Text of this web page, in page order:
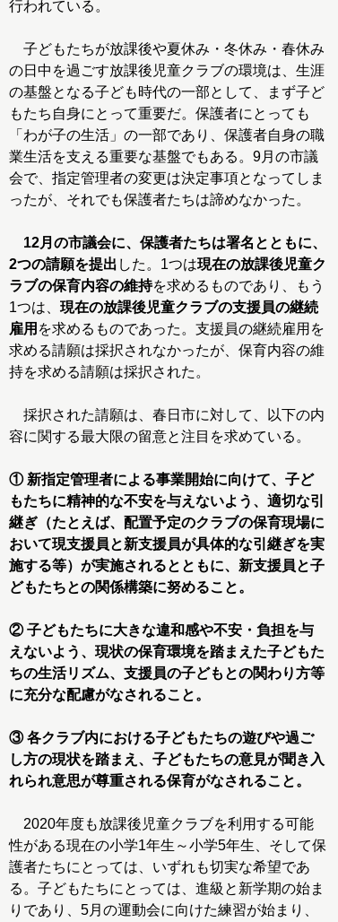
行われている。
子どもたちが放課後や夏休み・冬休み・春休み
の日中を過ごす放課後児童クラブの環境は、生涯
の基盤となる子ども時代の一部として、まず子ど
もたち自身にとって重要だ。保護者にとっても
「わが子の生活」の一部であり、保護者自身の職
業生活を支える重要な基盤でもある。9月の市議
会で、指定管理者の変更は決定事項となってしま
ったが、それでも保護者たちは諦めなかった。
12月の市議会に、保護者たちは署名とともに、
2つの請願を提出 した。1つは現在の放課後児童ク
ラブの保育内容の維持を求めるものであり、もう
1つは、 現在の放課後児童クラブの支援員の継続
雇用 を求めるものであった。支援員の継続雇用を
求める請願は採択されなかったが、保育内容の維
持を求める請願は採択された。
採択された請願は、春日市に対して、以下の内
容に関する最大限の留意と注目を求めている。
① 新指定管理者による事業開始に向けて、子ど
もたちに精神的な不安を与えないよう、適切な引
継ぎ（たとえば、配置予定のクラブの保育現場に
おいて現支援員と新支援員が具体的な引継ぎを実
施する等）が実施されるとともに、新支援員と子
どもたちとの関係構築に努めること。
② 子どもたちに大きな違和感や不安・負担を与
えないよう、現状の保育環境を踏まえた子どもた
ちの生活リズム、支援員の子どもとの関わり方等
に充分な配慮がなされること。
③ 各クラブ内における子どもたちの遊びや過ご
し方の現状を踏まえ、子どもたちの意見が聞き入
れられ意思が尊重される保育がなされること。
2020年度も放課後児童クラブを利用する可能
性がある現在の小学1年生～小学5年生、そして保
護者たちにとっては、いずれも切実な希望であ
る。子どもたちにとっては、進級と新学期の始ま
りであり、5月の運動会に向けた練習が始まり、